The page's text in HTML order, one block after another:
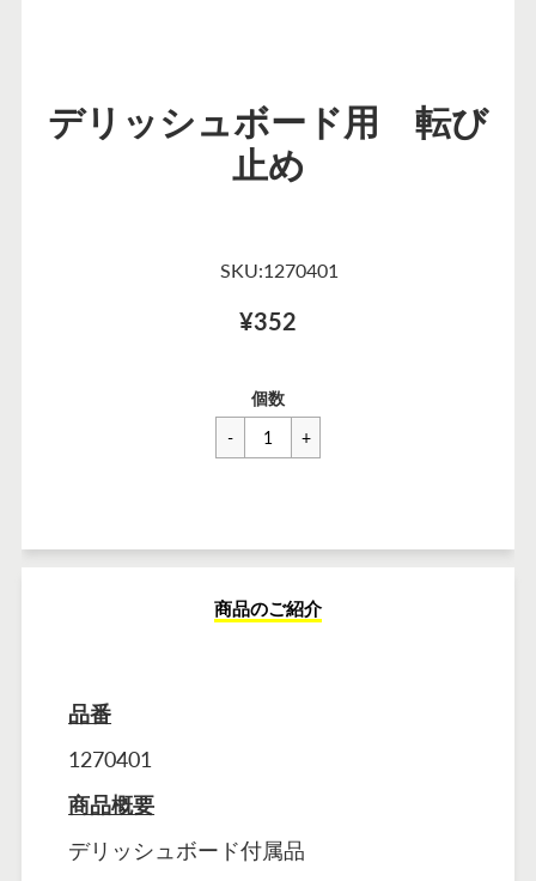
デリッシュボード用 転び
止め
SKU:1270401
¥352
セ
ー
ル
一
般
価
¥352
個数
商品のご紹介
品番
1270401
商品概要
デリッシュボード付属品